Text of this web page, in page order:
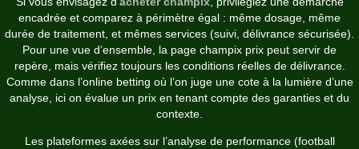
encadrée et comparez à périmètre égal : même dosage, même
durée de traitement, et mêmes services (suivi, délivrance sécurisée).
Pour une vue d’ensemble, la page champix prix peut servir de
repère, mais vérifiez toujours les conditions réelles de délivrance.
Comme dans l’online betting où l’on juge une cote à la lumière d’une
analyse, ici on évalue un prix en tenant compte des garanties et du
contexte.
Les plateformes axées sur l’analyse de performance (football